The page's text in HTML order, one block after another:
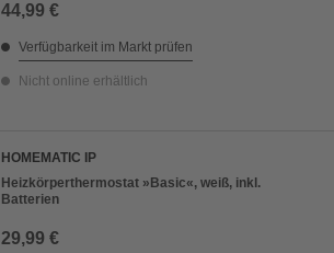
44,99 €
Verfügbarkeit im Markt prüfen
Nicht online erhältlich
HOMEMATIC IP
Heizkörperthermostat »Basic«, weiß, inkl.
Batterien
29,99 €